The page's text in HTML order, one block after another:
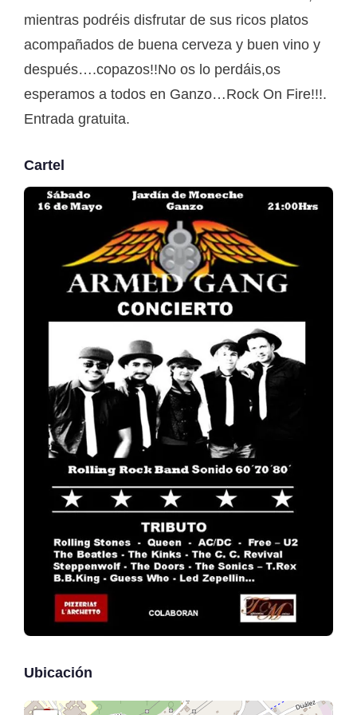
mientras podréis disfrutar de sus ricos platos
acompañados de buena cerveza y buen vino y
después….copazos!!No os lo perdáis,os
esperamos a todos en Ganzo…Rock On Fire!!!.
Entrada gratuita.
Cartel
Ubicación